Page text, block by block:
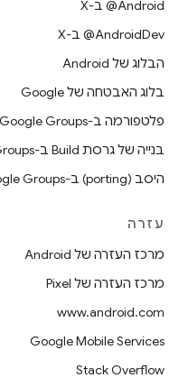
‫‎@Android ב-X
‫‎@AndroidDev ב-X
הבלוג של Android
בלוג האבטחה של Google
פלטפורמה ב-Google Groups
בנייה של גרסת Build ב-Google Groups
היסב (porting) ב-Google Groups
עזרה
מרכז העזרה של Android
מרכז העזרה של Pixel
www.android.com
Google Mobile Services
Stack Overflow